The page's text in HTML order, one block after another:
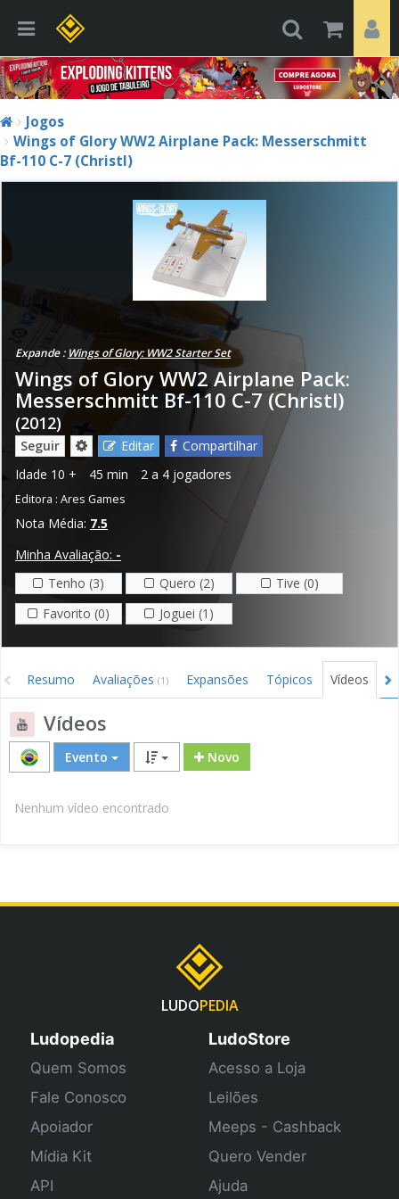
Jogos
Wings of Glory WW2 Airplane Pack: Messerschmitt
Bf-110 C-7 (Christl)
Expande : Wings of Glory: WW2 Starter Set
Wings of Glory WW2 Airplane Pack:
Messerschmitt Bf-110 C-7 (Christl)
(2012)
Seguir Editar
Compartilhar
Idade 10 + 45 min 2 a 4 jogadores
Editora : Ares Games
Nota Média: 7.5
Minha Avaliação: -
Tenho (3)
Quero (2)
Tive (0)
Favorito (0)
Joguei (1)
Resumo Avaliações (1) Expansões Tópicos Vídeos
Vídeos
Evento Novo
Nenhum vídeo encontrado
LUDOPEDIA
Ludopedia
Quem Somos
Fale Conosco
Apoiador
Mídia Kit
API
LudoStore
Acesso a Loja
Leilões
Meeps - Cashback
Quero Vender
Ajuda